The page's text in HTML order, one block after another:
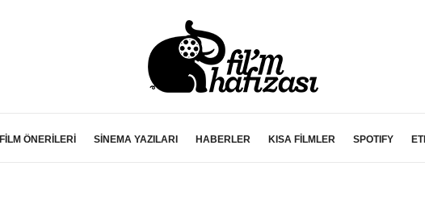
FİLM ÖNERİLERİ SİNEMA YAZILARI HABERLER KISA FİLMLER SPOTIFY